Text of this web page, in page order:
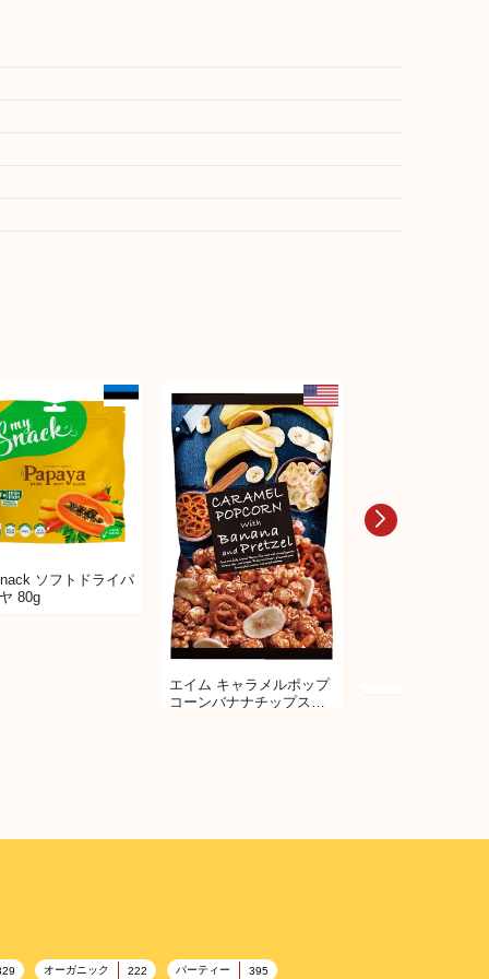
ソフトドライパ
80g
エイム キャラメルポップ
コーンバナナチップス＆
オーガニック 222 パーティー 395